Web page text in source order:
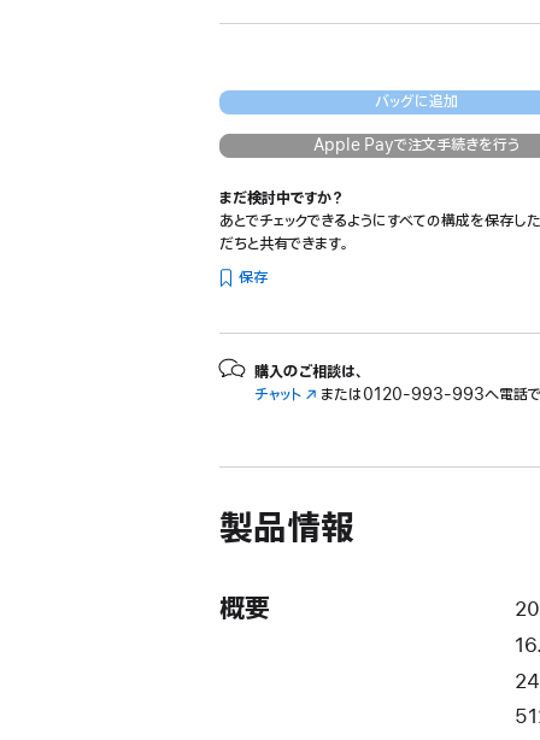
バッグに追加
Apple Payで注文手続きを行う
まだ検討中ですか？
あとでチェックできるようにすべての構成を保存した
だちと共有できます。
保存
購入のご相談は、
チャット （新
イ
ド
ウ
または0120-993-993へ電話で
製品情報
概要